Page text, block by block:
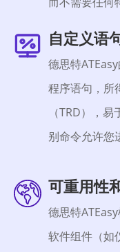
自定义语
德思特
程序语句，所
（TRD），
别命令允许您
可重用性
德思特
软件组件（如